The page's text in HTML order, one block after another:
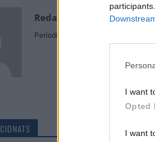
I want
Opted
I want
Redaccio N.B.
Periodista